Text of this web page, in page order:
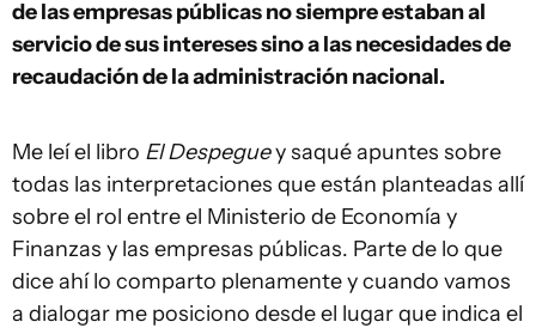
de las empresas públicas no siempre estaban al
servicio de sus intereses sino a las necesidades de
recaudación de la administración nacional.
Me leí el libro El Despeguey saqué apuntes sobre
todas las interpretaciones que están planteadas allí
sobre el rol entre el Ministerio de Economía y
Finanzas y las empresas públicas. Parte de lo que
dice ahí lo comparto plenamente y cuando vamos
a dialogar me posiciono desde el lugar que indica el